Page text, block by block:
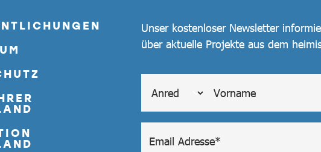
Unser kostenloser Newsletter
über aktuelle Projekte aus dem